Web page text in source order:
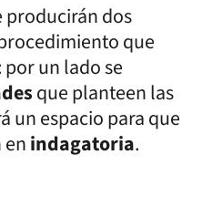
producirán dos
que
un lado se
que planteen las
un espacio para que
indagatoria.